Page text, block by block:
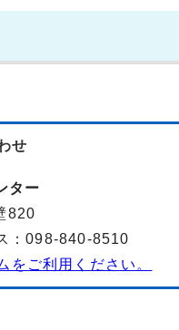
せ
ター
820
：098-840-8510
をご利用ください。